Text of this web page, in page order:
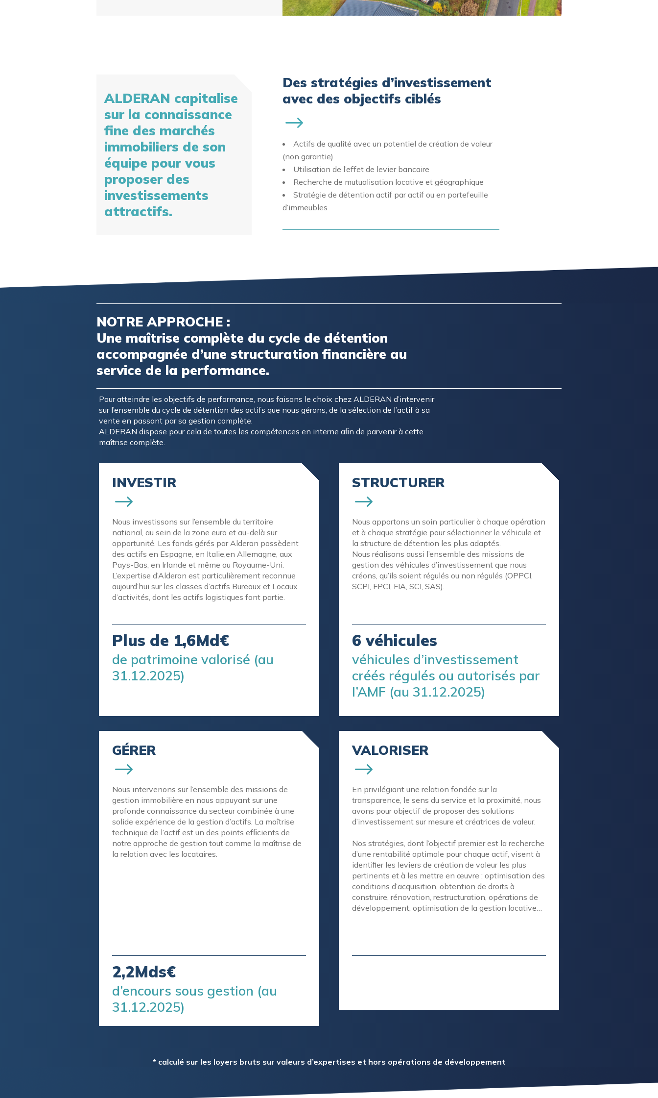
ALDERAN capitalise
sur la connaissance
fine des marchés
immobiliers de son
équipe pour vous
proposer des
investissements
attractifs.
Des stratégies d’investissement
avec des objectifs ciblés
Actifs de qualité avec un potentiel de création de valeur
(non garantie)
Utilisation de l’effet de levier bancaire
Recherche de mutualisation locative et géographique
Stratégie de détention actif par actif ou en portefeuille
d’immeubles
NOTRE APPROCHE :
Une maîtrise complète du cycle de détention
accompagnée d’une structuration financière au
service de la performance.
Pour atteindre les objectifs de performance, nous faisons le choix chez ALDERAN d’intervenir
sur l’ensemble du cycle de détention des actifs que nous gérons, de la sélection de l’actif à sa
vente en passant par sa gestion complète.
ALDERAN dispose pour cela de toutes les compétences en interne aﬁn de parvenir à cette
maîtrise complète.
INVESTIR
Nous investissons sur l’ensemble du territoire
national, au sein de la zone euro et au-delà sur
opportunité. Les fonds gérés par Alderan possèdent
des actifs en Espagne, en Italie,en Allemagne, aux
Pays-Bas, en Irlande et même au Royaume-Uni.
L’expertise d’Alderan est particulièrement reconnue
aujourd’hui sur les classes d’actifs Bureaux et Locaux
d’activités, dont les actifs logistiques font partie.
Plus de 1,6Md€
de patrimoine valorisé (au
31.12.2025)
STRUCTURER
Nous apportons un soin particulier à chaque opération
et à chaque stratégie pour sélectionner le véhicule et
la structure de détention les plus adaptés.
Nous réalisons aussi l’ensemble des missions de
gestion des véhicules d’investissement que nous
créons, qu’ils soient régulés ou non régulés (OPPCI,
SCPI, FPCI, FIA, SCI, SAS).
6 véhicules
véhicules d’investissement
créés régulés ou autorisés par
l’AMF (au 31.12.2025)
GÉRER
Nous intervenons sur l’ensemble des missions de
gestion immobilière en nous appuyant sur une
profonde connaissance du secteur combinée à une
solide expérience de la gestion d’actifs. La maîtrise
technique de l’actif est un des points efﬁcients de
notre approche de gestion tout comme la maîtrise de
la relation avec les locataires.
2,2Mds€
d’encours sous gestion (au
31.12.2025)
VALORISER
En privilégiant une relation fondée sur la
transparence, le sens du service et la proximité, nous
avons pour objectif de proposer des solutions
d’investissement sur mesure et créatrices de valeur.
Nos stratégies, dont l’objectif premier est la recherche
d’une rentabilité optimale pour chaque actif visent à
identiﬁer les leviers de création de valeur les plus
pertinents et à les mettre en œuvre : optimisation des
conditions d’acquisition, obtention de droits à
construire, rénovation, restructuration, opérations de
développement, optimisation de la gestion locative…
* calculé sur les loyers bruts sur valeurs d’expertises et hors opérations de développement